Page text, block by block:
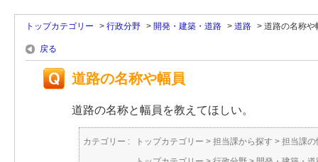
トップカテゴリー > 行政分野 > 開発・建築・道路 > 道路 > 道路の名称や
戻る
道路の名称や幅員
道路の名称と幅員を教えてほしい。
カテゴリー : トップカテゴリー > 担当課から探す > 担当課の